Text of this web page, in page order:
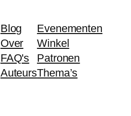
Blog
Over
FAQ's
Auteurs
Evenementen
Winkel
Patronen
Thema’s